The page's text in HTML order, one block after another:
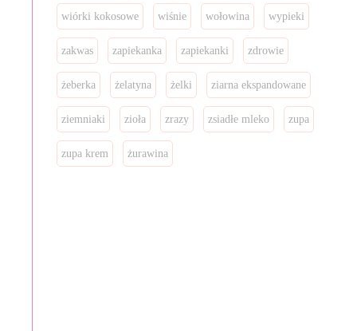
wiórki kokosowe wiśnie wołowina wypieki
zakwas zapiekanka zapiekanki zdrowie
żeberka żelatyna żelki ziarna ekspandowane
ziemniaki zioła zrazy zsiadłe mleko zupa
zupa krem żurawina